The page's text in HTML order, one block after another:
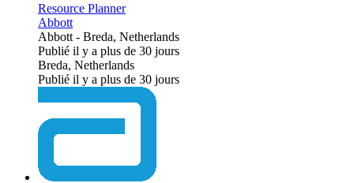
Resource Planner
Abbott
Abbott - Breda, Netherlands
Publié il y a plus de 30 jours
Breda, Netherlands
Publié il y a plus de 30 jours